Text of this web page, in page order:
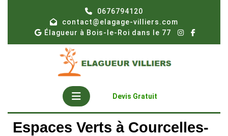
0676794120
contact@elagage-villiers.com
Élagueur à Bois-le-Roi dans le 77
Open
Button
Devis Gratuit
Espaces Verts à Courcelles-